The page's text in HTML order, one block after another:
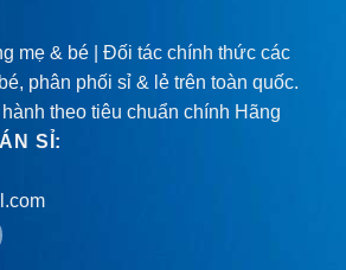
mẹ & bé | Đối tác chính thức các
phân phối sỉ & lẻ trên toàn quốc.
theo tiêu chuẩn chính Hãng
SỈ: